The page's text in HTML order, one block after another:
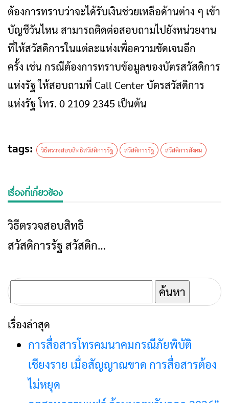
ต้องการทราบว่าจะได้รับเงินช่วยเหลือด้านต่าง ๆ เข้า
บัญชีวันไหน สามารถติดต่อสอบถามไปยังหน่วยงาน
ที่ให้สวัสดิการในแต่ละแห่งเพื่อความชัดเจนอีก
ครั้ง เช่น กรณีต้องการทราบข้อมูลของบัตรสวัสดิการ
แห่งรัฐ ให้สอบถามที่ Call Center บัตรสวัสดิการ
แห่งรัฐ โทร. 0 2109 2345 เป็นต้น
tags: วิธีตรวจสอบสิทธิสวัสดิการรัฐ สวัสดิการรัฐ สวัสดิการสังคม
เรื่องที่เกี่ยวข้อง
ข่าวเชียงราย
วิธีตรวจสอบสิทธิ
สวัสดิการรัฐ สวัสดิการ
ค้นหา
สำหรับ:
เรื่องล่าสุด
การสื่อสารโทรคมนาคมกรณีภัยพิบัติ
เชียงราย เมื่อสัญญาณขาด การสื่อสารต้อง
ไม่หยุด